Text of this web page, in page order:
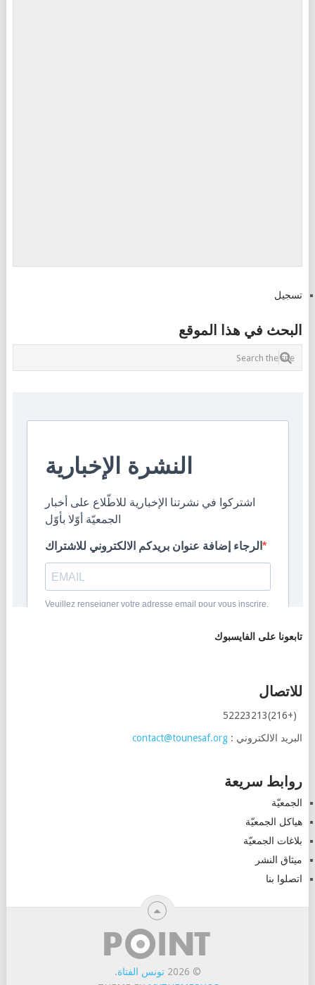
تسجيل
البحث في هذا الموقع
تابعونا على الفايسبوك
للاتصال
(+216)52223213
البريد الالكتروني : contact@tounesaf.org
روابط سريعة
الجمعيّة
هياكل الجمعيّة
بلاغات الجمعيّة
ميثاق النشر
اتصلوا بنا
© 2026 تونس الفتاة.